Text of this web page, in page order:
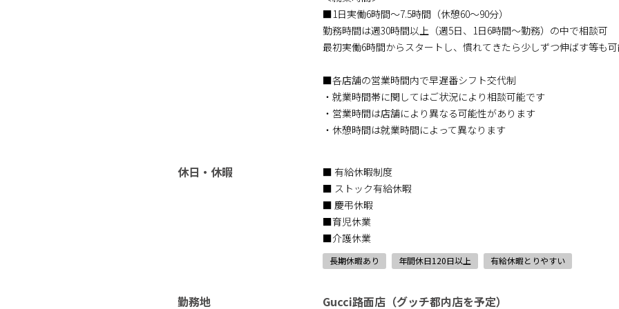
■1日実働6時間～7.5時間（休憩60～90分）
勤務時間は週30時間以上（週5日、1日6時間～勤務）の中で相談可
最初実働6時間からスタートし、慣れてきたら少しずつ伸ばす等も
■各店舗の営業時間内で早遅番シフト交代制
・就業時間帯に関してはご状況により相談可能です
・営業時間は店舗により異なる可能性があります
・休憩時間は就業時間によって異なります
休日・休暇
■ 有給休暇制度
■ ストック有給休暇
■ 慶弔休暇
■育児休業
■介護休業
長期休暇あり 年間休日120日以上 有給休暇とりやすい
勤務地 Gucci路面店（グッチ都内店を予定）